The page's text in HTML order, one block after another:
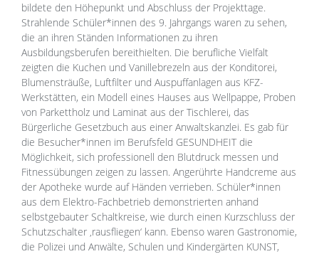
bildete den Höhepunkt und Abschluss der Projekttage.
Strahlende Schüler*innen des 9. Jahrgangs waren zu sehen,
die an ihren Ständen Informationen zu ihren
Ausbildungsberufen bereithielten. Die berufliche Vielfalt
zeigten die Kuchen und Vanillebrezeln aus der Konditorei,
Blumensträuße, Luftfilter und Auspuffanlagen aus KFZ-
Werkstätten, ein Modell eines Hauses aus Wellpappe, Proben
von Parkettholz und Laminat aus der Tischlerei, das
Bürgerliche Gesetzbuch aus einer Anwaltskanzlei. Es gab für
die Besucher*innen im Berufsfeld GESUNDHEIT die
Möglichkeit, sich professionell den Blutdruck messen und
Fitnessübungen zeigen zu lassen. Angerührte Handcreme aus
der Apotheke wurde auf Händen verrieben. Schüler*innen
aus dem Elektro-Fachbetrieb demonstrierten anhand
selbstgebauter Schaltkreise, wie durch einen Kurzschluss der
Schutzschalter ‚rausfliegen‘ kann. Ebenso waren Gastronomie,
die Polizei und Anwälte, Schulen und Kindergärten KUNST,